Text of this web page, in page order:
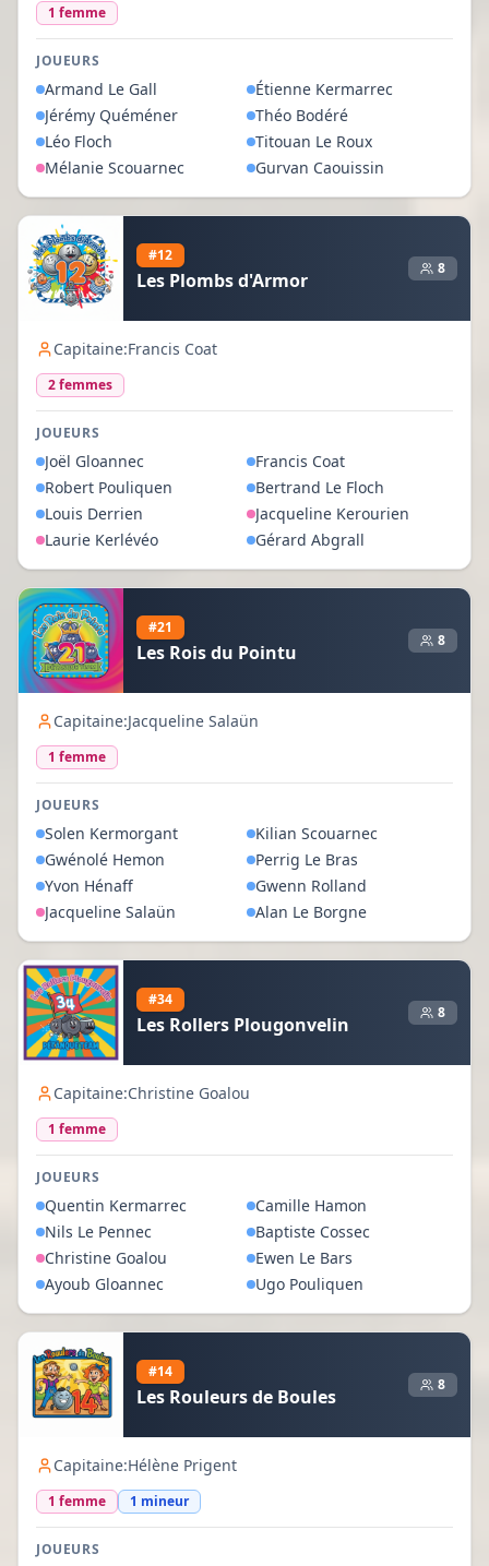
1 femme
JOUEURS
Armand Le Gall Étienne Kermarrec
Jérémy Quéméner Théo Bodéré
Léo Floch Titouan Le Roux
Mélanie Scouarnec Gurvan Caouissin
#12
Les Plombs d'Armor
8
Capitaine:Francis Coat
2femmes
JOUEURS
Joël Gloannec Francis Coat
Robert Pouliquen Bertrand Le Floch
Louis Derrien Jacqueline Kerourien
Laurie Kerlévéo Gérard Abgrall
#21
Les Rois du Pointu
8
Capitaine:Jacqueline Salaün
1 femme
JOUEURS
Solen Kermorgant Kilian Scouarnec
Gwénolé Hemon Perrig Le Bras
Yvon Hénaff Gwenn Rolland
Jacqueline Salaün Alan Le Borgne
#34
Les Rollers Plougonvelin
8
Capitaine:Christine Goalou
1 femme
JOUEURS
Quentin Kermarrec Camille Hamon
Nils Le Pennec Baptiste Cossec
Christine Goalou Ewen Le Bars
Ayoub Gloannec Ugo Pouliquen
#14
Les Rouleurs de Boules
8
Capitaine:Hélène Prigent
1 femme 1 mineur
JOUEURS